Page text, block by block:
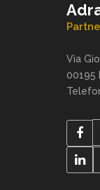
Via
00195